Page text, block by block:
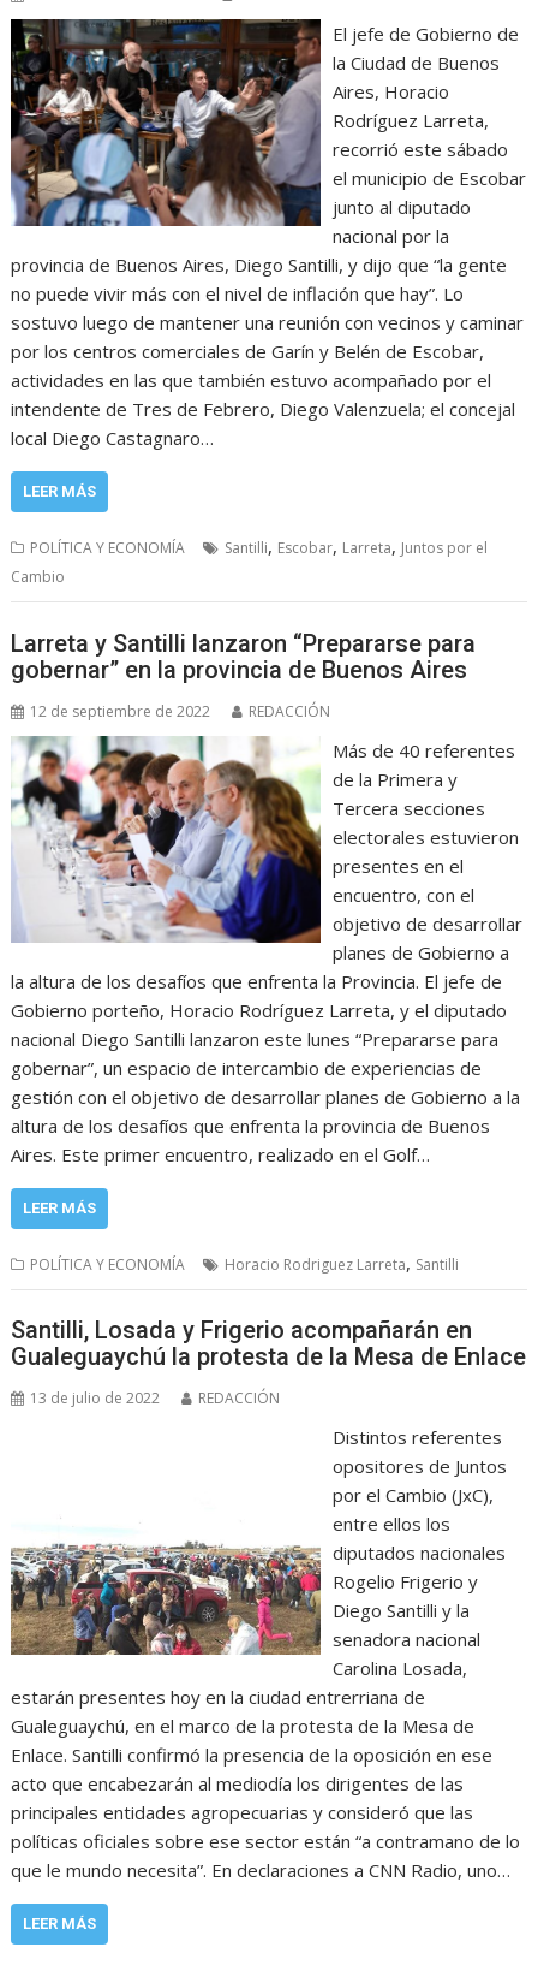
El jefe de Gobierno de
la Ciudad de Buenos
Aires, Horacio
Rodríguez Larreta,
recorrió este sábado
el municipio de Escobar
junto al diputado
nacional por la
provincia de Buenos Aires, Diego Santilli, y dijo que “la gente
no puede vivir más con el nivel de inflación que hay”. Lo
sostuvo luego de mantener una reunión con vecinos y caminar
por los centros comerciales de Garín y Belén de Escobar,
actividades en las que también estuvo acompañado por el
intendente de Tres de Febrero, Diego Valenzuela; el concejal
local Diego Castagnaro…
LEER MÁS
POLÍTICA Y ECONOMÍA Santilli, Escobar, Larreta, Juntos por el
Cambio
Larreta y Santilli lanzaron “Prepararse para
gobernar” en la provincia de Buenos Aires
12 de septiembre de 2022 REDACCIÓN
Más de 40 referentes
de la Primera y
Tercera secciones
electorales estuvieron
presentes en el
encuentro, con el
objetivo de desarrollar
planes de Gobierno a
la altura de los desafíos que enfrenta la Provincia. El jefe de
Gobierno porteño, Horacio Rodríguez Larreta, y el diputado
nacional Diego Santilli lanzaron este lunes “Prepararse para
gobernar”, un espacio de intercambio de experiencias de
gestión con el objetivo de desarrollar planes de Gobierno a la
altura de los desafíos que enfrenta la provincia de Buenos
Aires. Este primer encuentro, realizado en el Golf…
LEER MÁS
POLÍTICA Y ECONOMÍA Horacio Rodriguez Larreta, Santilli
Santilli, Losada y Frigerio acompañarán en
Gualeguaychú la protesta de la Mesa de Enlace
13 de julio de 2022 REDACCIÓN
Distintos referentes
opositores de Juntos
por el Cambio (JxC),
entre ellos los
diputados nacionales
Rogelio Frigerio y
Diego Santilli y la
senadora nacional
Carolina Losada,
estarán presentes hoy en la ciudad entrerriana de
Gualeguaychú, en el marco de la protesta de la Mesa de
Enlace. Santilli confirmó la presencia de la oposición en ese
acto que encabezarán al mediodía los dirigentes de las
principales entidades agropecuarias y consideró que las
políticas oficiales sobre ese sector están “a contramano de lo
que le mundo necesita”. En declaraciones a CNN Radio, uno…
LEER MÁS